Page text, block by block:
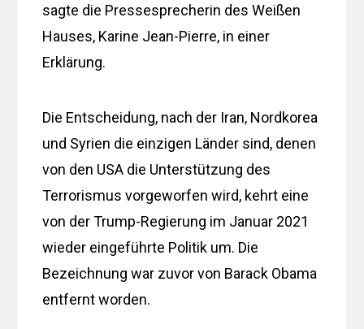
sagte die Pressesprecherin des Weißen
Hauses, Karine Jean-Pierre, in einer
Erklärung.
Die Entscheidung, nach der Iran, Nordkorea
und Syrien die einzigen Länder sind, denen
von den USA die Unterstützung des
Terrorismus vorgeworfen wird, kehrt eine
von der Trump-Regierung im Januar 2021
wieder eingeführte Politik um. Die
Bezeichnung war zuvor von Barack Obama
entfernt worden.